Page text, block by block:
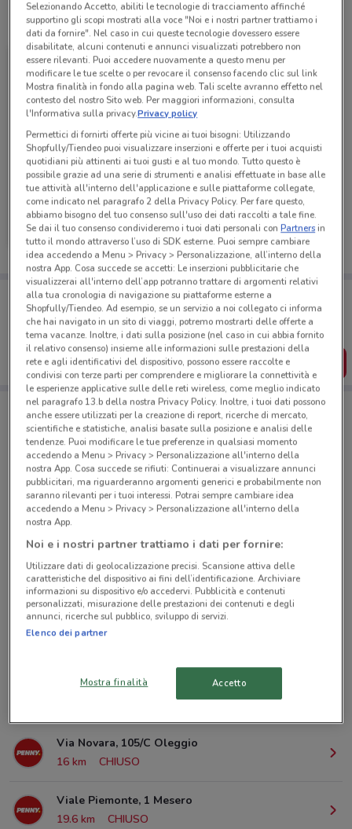
Tutte le promozioni di questo negozio
NUOVO
PENNY
Scade mercoledì 2 km
Porta DoveConviene sempre con te!
Puoi trovare le migliori offerte dei negozi vicino a te,
salvarle e creare la tua lista del risparmio, comodamente
dal tuo cellulare.
SCARICA L’APP
Negozi PENNY a Novara
Corso Trieste, 49 Novara
2 km
CHIUSO
Corso Vercelli, 69 Novara
Corso Risorgimento, 140 Novara
Via Novara, 105/C Oleggio
16 km
CHIUSO
Viale Piemonte, 1 Mesero
19.6 km
CHIUSO
Selezionando Accetto, abiliti le tecnologie di tracciamento affinché
supportino gli scopi mostrati alla voce "Noi e i nostri partner trattiamo i
dati da fornire". Nel caso in cui queste tecnologie dovessero essere
disabilitate, alcuni contenuti e annunci visualizzati potrebbero non
essere rilevanti. Puoi accedere nuovamente a questo menu per
modificare le tue scelte o per revocare il consenso facendo clic sul link
Mostra finalità in fondo alla pagina web. Tali scelte avranno effetto nel
contesto del nostro Sito web. Per maggiori informazioni, consulta
l'Informativa sulla privacy.Privacy policy
Permettici di fornirti offerte più vicine ai tuoi bisogni: Utilizzando
Shopfully/Tiendeo puoi visualizzare inserzioni e offerte per i tuoi acquisti
quotidiani più attinenti ai tuoi gusti e al tuo mondo. Tutto questo è
possibile grazie ad una serie di strumenti e analisi effettuate in base alle
tue attività all'interno dell'applicazione e sulle piattaforme collegate,
come indicato nel paragrafo 2 della Privacy Policy. Per fare questo,
abbiamo bisogno del tuo consenso sull'uso dei dati raccolti a tale fine.
Se dai il tuo consenso condivideremo i tuoi dati personali conPartnersin
tutto il mondo attraverso l’uso di SDK esterne. Puoi sempre cambiare
idea accedendo a Menu > Privacy > Personalizzazione, all’interno della
nostra App. Cosa succede se accetti: Le inserzioni pubblicitarie che
visualizzerai all'interno dell’app potranno trattare di argomenti relativi
alla tua cronologia di navigazione su piattaforme esterne a
Shopfully/Tiendeo. Ad esempio, se un servizio a noi collegato ci informa
che hai navigato in un sito di viaggi, potremo mostrarti delle offerte a
tema vacanze. Inoltre, i dati sulla posizione (nel caso in cui abbia fornito
il relativo consenso) insieme alle informazioni sulle prestazioni della
rete e agli identificativi del dispositivo, possono essere raccolte e
condivisi con terze parti per comprendere e migliorare la connettività e
le esperienze applicative sulle delle reti wireless, come meglio indicato
nel paragrafo 13.b della nostra Privacy Policy. Inoltre, i tuoi dati possono
anche essere utilizzati per la creazione di report, ricerche di mercato,
scientifiche e statistiche, analisi basate sulla posizione e analisi delle
tendenze. Puoi modificare le tue preferenze in qualsiasi momento
accedendo a Menu > Privacy > Personalizzazione all'interno della
nostra App. Cosa succede se rifiuti: Continuerai a visualizzare annunci
pubblicitari, ma riguarderanno argomenti generici e probabilmente non
saranno rilevanti per i tuoi interessi. Potrai sempre cambiare idea
accedendo a Menu > Privacy > Personalizzazione all'interno della
nostra App.
Noi e i nostri partner trattiamo i dati per fornire:
Utilizzare dati di geolocalizzazione precisi. Scansione attiva delle
caratteristiche del dispositivo ai fini dell’identificazione. Archiviare
informazioni su dispositivo e/o accedervi. Pubblicità e contenuti
personalizzati, misurazione delle prestazioni dei contenuti e degli
annunci, ricerche sul pubblico, sviluppo di servizi.
Elenco dei partner
Mostra finalità Accetto